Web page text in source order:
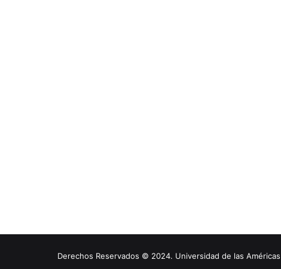
Derechos Reservados © 2024. Universidad de las